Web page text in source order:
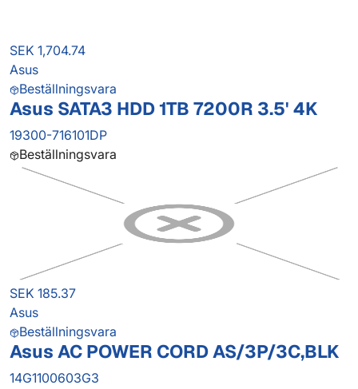
SEK 1,704.74
Asus
Beställningsvara
Asus SATA3 HDD 1TB 7200R 3.5' 4K
19300-716101DP
Beställningsvara
SEK 185.37
Asus
Beställningsvara
Asus AC POWER CORD AS/3P/3C,BLK
14G1100603G3